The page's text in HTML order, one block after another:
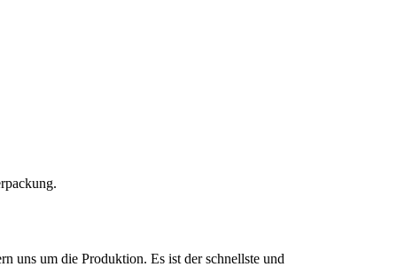
uns um die Produktion. Es ist der schnellste und